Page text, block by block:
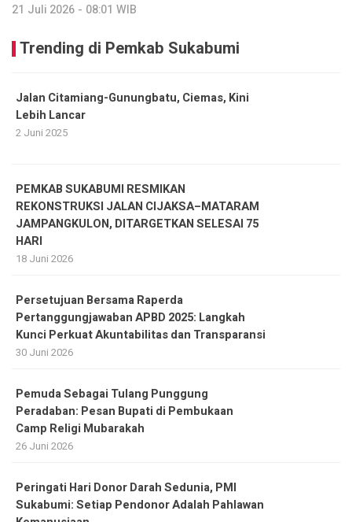
21 Juli 2026 - 08:01 WIB
Trending di Pemkab Sukabumi
Jalan Citamiang-Gunungbatu, Ciemas, Kini
Lebih Lancar
2 Juni 2025
PEMKAB SUKABUMI RESMIKAN
REKONSTRUKSI JALAN CIJAKSA–MATARAM
JAMPANGKULON, DITARGETKAN SELESAI 75
HARI
18 Juni 2026
Persetujuan Bersama Raperda
Pertanggungjawaban APBD 2025: Langkah
Kunci Perkuat Akuntabilitas dan Transparansi
30 Juni 2026
Pemuda Sebagai Tulang Punggung
Peradaban: Pesan Bupati di Pembukaan
Camp Religi Mubarakah
26 Juni 2026
Peringati Hari Donor Darah Sedunia, PMI
Sukabumi: Setiap Pendonor Adalah Pahlawan